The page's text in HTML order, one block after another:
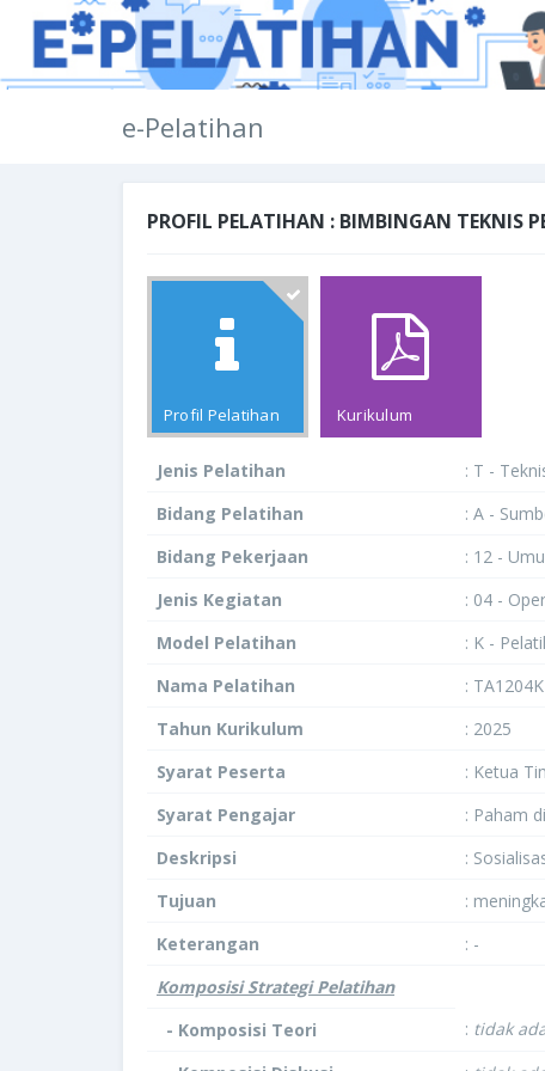
e-Pelatihan
PROFIL PELATIHAN : BIMBINGAN TEKNIS
Profil Pelatihan Kurikulum
Jenis Pelatihan
: T -
Bidang Pelatihan
: A -
Bidang Pekerjaan
: 12 -
Jenis Kegiatan
: 04 -
Model Pelatihan
: K -
Nama Pelatihan
:
Tahun Kurikulum
: 2025
Syarat Peserta
: Ketua
Syarat Pengajar
: Paham
Deskripsi
:
Tujuan
:
Keterangan
: -
Komposisi Strategi Pelatihan
- Komposisi Teori
: tidak